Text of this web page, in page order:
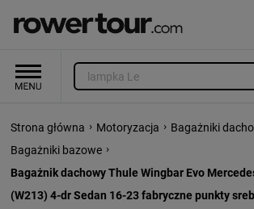
Strona główna › Motoryzacja › Bagażniki
Bagażniki bazowe ›
Bagażnik dachowy Thule Wingbar Evo
(W213) 4-dr Sedan 16-23 fabryczne punkty